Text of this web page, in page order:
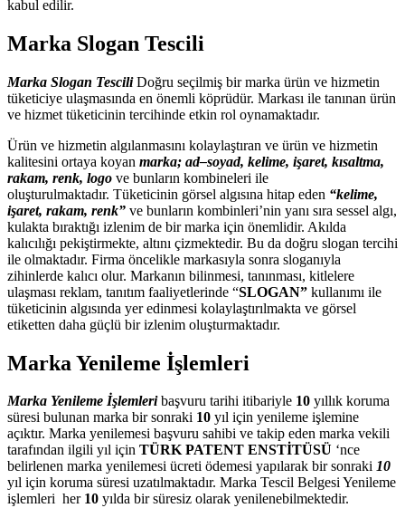
kabul edilir.
Marka Slogan Tescili
Marka Slogan TesciliDoğru seçilmiş bir marka ürün ve hizmetin
tüketiciye ulaşmasında en önemli köprüdür. Markası ile tanınan ürün
ve hizmet tüketicinin tercihinde etkin rol oynamaktadır.
Ürün ve hizmetin algılanmasını kolaylaştıran ve ürün ve hizmetin
kalitesini ortaya koyan marka; ad–soyad, kelime, işaret, kısaltma,
rakam, renk, logo ve bunların kombineleri ile
oluşturulmaktadır. Tüketicinin görsel algısına hitap eden “kelime,
işaret, rakam, renk” ve bunların kombinleri’nin yanı sıra sessel algı,
kulakta bıraktığı izlenim de bir marka için önemlidir. Akılda
kalıcılığı pekiştirmekte, altını çizmektedir. Bu da doğru slogan tercihi
ile olmaktadır. Firma öncelikle markasıyla sonra sloganıyla
zihinlerde kalıcı olur. Markanın bilinmesi, tanınması, kitlelere
ulaşması reklam, tanıtım faaliyetlerinde “SLOGAN” kullanımı ile
tüketicinin algısında yer edinmesi kolaylaştırılmakta ve görsel
etiketten daha güçlü bir izlenim oluşturmaktadır.
Marka Yenileme İşlemleri
Marka Yenileme İşlemleribaşvuru tarihi itibariyle 10 yıllık koruma
süresi bulunan marka bir sonraki 10 yıl için yenileme işlemine
açıktır. Marka yenilemesi başvuru sahibi ve takip eden marka vekili
tarafından ilgili yıl için TÜRK PATENT ENSTİTÜSÜ ‘nce
belirlenen marka yenilemesi ücreti ödemesi yapılarak bir sonraki 10
yıl için koruma süresi uzatılmaktadır. Marka Tescil Belgesi Yenileme
işlemleri her 10 yılda bir süresiz olarak yenilenebilmektedir.